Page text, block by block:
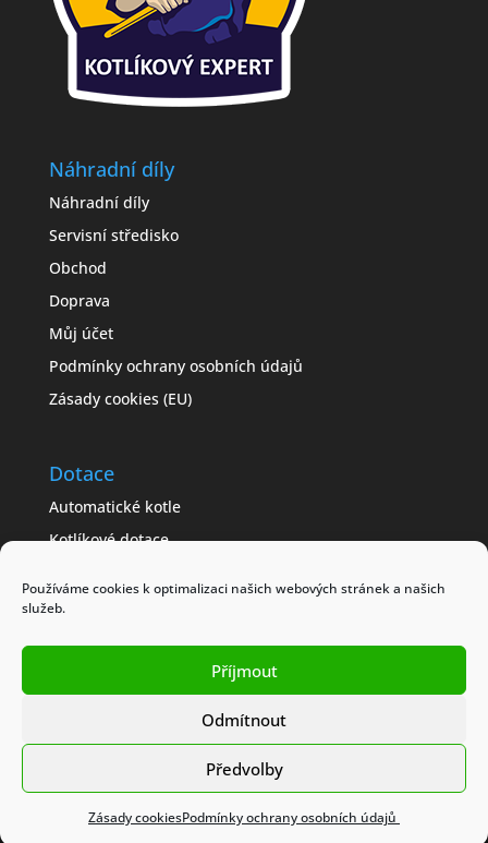
Používáme cookies k optimalizaci našich webových stránek a našich
služeb.
Příjmout
Odmítnout
Předvolby
Zásady cookiesPodmínky ochrany osobních údajů
Náhradní díly
Náhradní díly
Servisní středisko
Obchod
Doprava
Můj účet
Podmínky ochrany osobních údajů
Zásady cookies (EU)
Dotace
Automatické kotle
Kotlíkové dotace
Jak získat dotaci
Kotlíkové dotace © Toret.cz